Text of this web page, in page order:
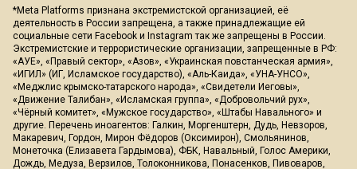
*Meta Platforms признана экстремистской организацией, её
деятельность в России запрещена, а также принадлежащие ей
социальные сети Facebook и Instagram так же запрещены в России.
Экстремистские и террористические организации, запрещенные в РФ:
«АУЕ», «Правый сектор», «Азов», «Украинская повстанческая армия»,
«ИГИЛ» (ИГ, Исламское государство), «Аль-Каида», «УНА-УНСО»,
«Меджлис крымско-татарского народа», «Свидетели Иеговы»,
«Движение Талибан», «Исламская группа», «Добровольчий рух»,
«Чёрный комитет», «Мужское государство», «Штабы Навального» и
другие. Перечень иноагентов: Галкин, Моргенштерн, Дудь, Невзоров,
Макаревич, Гордон, Мирон Фёдоров (Оксимирон), Смольянинов,
Монеточка (Елизавета Гардымова), ФБК, Навальный, Голос Америки,
Дождь, Медуза, Верзилов, Толоконникова, Понасенков, Пивоваров,